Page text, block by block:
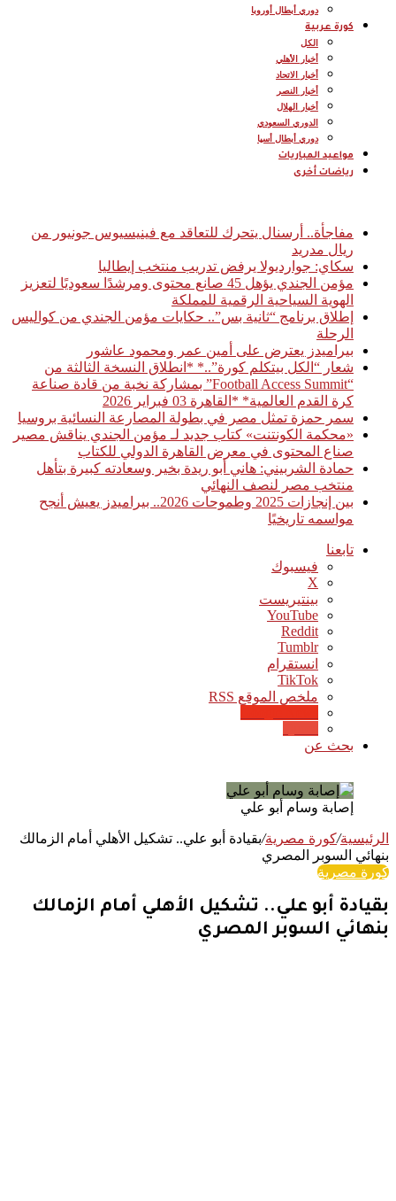
دوري أبطال أوروبا
كورة عربية
الكل
أخبار الأهلي
أخبار الاتحاد
أخبار النصر
أخبار الهلال
الدوري السعودي
دوري أبطال أسيا
مواعيد المباريات
رياضات أخرى
مفاجأة.. أرسنال يتحرك للتعاقد مع فينيسيوس جونيور من
ريال مدريد
سكاي: جوارديولا يرفض تدريب منتخب إيطاليا
مؤمن الجندي يؤهل 45 صانع محتوى ومرشدًا سعوديًا لتعزيز
الهوية السياحية الرقمية للمملكة
إطلاق برنامج “ثانية بس”.. حكايات مؤمن الجندي من كواليس
الرحلة
بيراميدز يعترض على أمين عمر ومحمود عاشور
شعار “الكل بيتكلم كورة”..* *انطلاق النسخة الثالثة من
“Football Access Summit” بمشاركة نخبة من قادة صناعة
كرة القدم العالمية* *القاهرة 03 فبراير 2026
سمر حمزة تمثل مصر في بطولة المصارعة النسائية بروسيا
«محكمة الكونتنت» كتاب جديد لـ مؤمن الجندي يناقش مصير
صناع المحتوى في معرض القاهرة الدولي للكتاب
حمادة الشربيني: هاني أبو ريدة بخير وسعادته كبيرة بتأهل
منتخب مصر لنصف النهائي
بين إنجازات 2025 وطموحات 2026.. بيراميدز يعيش أنجح
مواسمه تاريخيًا
تابعنا
فيسبوك
‫X
بينتيريست
‫YouTube
انستقرام
‫TikTok
ملخص الموقع RSS
بحث عن
إصابة وسام أبو علي
الرئيسية/كورة مصرية/بقيادة أبو علي.. تشكيل الأهلي أمام الزمالك
بنهائي السوبر المصري
كورة مصرية
بقيادة أبو علي.. تشكيل الأهلي أمام الزمالك
بنهائي السوبر المصري